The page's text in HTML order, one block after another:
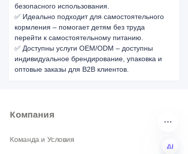
безопасного использования.
✅ Идеально подходит для самостоятельного
кормления – помогает детям без труда
перейти к самостоятельному питанию.
✅ Доступны услуги OEM/ODM – доступны
индивидуальное брендирование, упаковка и
оптовые заказы для B2B клиентов.
Компания
Команда и Условия